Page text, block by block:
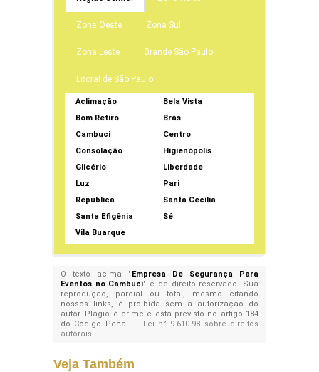
Zona Oeste Zona Sul
Zona Leste Grande São Paulo
Litoral de São Paulo
Aclimação
Bela Vista
Bom Retiro
Brás
Cambuci
Centro
Consolação
Higienópolis
Glicério
Liberdade
Luz
Pari
República
Santa Cecília
Santa Efigênia
Sé
Vila Buarque
O texto acima " Empresa De Segurança Para
Eventos no Cambuci" é de direito reservado. Sua
reprodução, parcial ou total, mesmo citando
nossos links, é proibida sem a autorização do
autor. Plágio é crime e está previsto no artigo 184
do Código Penal. – Lei n° 9.610-98 sobre direitos
autorais.
Veja Também